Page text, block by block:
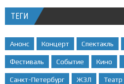
ТЕГИ
Анонс Концерт Спектакль
Фестиваль Событие Кино
Санкт-Петербург ЖЗЛ Театр